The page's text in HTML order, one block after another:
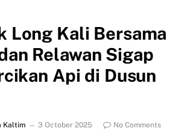
Long Kali Bersama
Relawan Sigap
Api di Dusun
Kaltim 3 October 2025
No Comments